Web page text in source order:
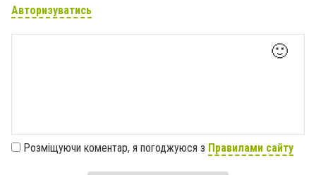
Авторизуватись
🙂
Розміщуючи коментар, я погоджуюся з Правилами сайту